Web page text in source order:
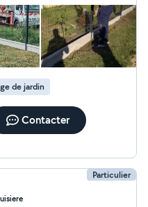
nécessaires à mon
une fois engagé
pas à
et à me contacter
Disponible camion élévateur Prix attractif Au plaisir !!
de jardin
Contacter
Particulier